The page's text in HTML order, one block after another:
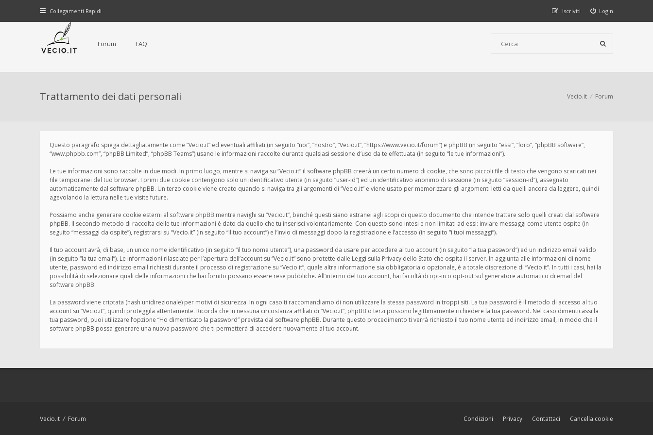
Collegamenti Rapidi Login
Iscriviti
Forum FAQ
Trattamento dei dati personali Vecio.it Forum
Questo paragrafo spiega dettagliatamente come “Vecio.it” ed eventuali affiliati (in seguito “noi”, “nostro”, “Vecio.it”, “https://www.vecio.it/forum”) e phpBB (in seguito “essi”, “loro”, “phpBB software”,
“www.phpbb.com”, “phpBB Limited”, “phpBB Teams”) usano le informazioni raccolte durante qualsiasi sessione d’uso da te effettuata (in seguito “le tue informazioni”).
Le tue informazioni sono raccolte in due modi. In primo luogo, mentre si naviga su “Vecio.it” il software phpBB creerà un certo numero di cookie, che sono piccoli file di testo che vengono scaricati nei
file temporanei del tuo browser. I primi due cookie contengono solo un identificativo utente (in seguito “user-id”) ed un identificativo anonimo di sessione (in seguito “session-id”), assegnato
automaticamente dal software phpBB. Un terzo cookie viene creato quando si naviga tra gli argomenti di “Vecio.it” e viene usato per memorizzare gli argomenti letti da quelli ancora da leggere, quindi
agevolando la lettura nelle tue visite future.
Possiamo anche generare cookie esterni al software phpBB mentre navighi su “Vecio.it”, benché questi siano estranei agli scopi di questo documento che intende trattare solo quelli creati dal software
phpBB. Il secondo metodo di raccolta delle tue informazioni è dato da quello che tu inserisci volontariamente. Con questo sono intesi e non limitati ad essi: inviare messaggi come utente ospite (in
seguito “messaggi da ospite”), registrarsi su “Vecio.it” (in seguito “il tuo account”) e l’invio di messaggi dopo la registrazione e l’accesso (in seguito “i tuoi messaggi”).
Il tuo account avrà, di base, un unico nome identificativo (in seguito “il tuo nome utente”), una password da usare per accedere al tuo account (in seguito “la tua password”) ed un indirizzo email valido
(in seguito “la tua email”). Le informazioni rilasciate per l’apertura dell’account su “Vecio.it” sono protette dalle Leggi sulla Privacy dello Stato che ospita il server. In aggiunta alle informazioni di nome
utente, password ed indirizzo email richiesti durante il processo di registrazione su “Vecio.it”, quale altra informazione sia obbligatoria o opzionale, è a totale discrezione di “Vecio.it”. In tutti i casi, hai la
possibilità di selezionare quali delle informazioni che hai fornito possano essere rese pubbliche. All’interno del tuo account, hai facoltà di opt-in o opt-out sul generatore automatico di email del
software phpBB.
La password viene criptata (hash unidirezionale) per motivi di sicurezza. In ogni caso ti raccomandiamo di non utilizzare la stessa password in troppi siti. La tua password è il metodo di accesso al tuo
account su “Vecio.it”, quindi proteggila attentamente. Ricorda che in nessuna circostanza affiliati di “Vecio.it”, phpBB o terzi possono legittimamente richiedere la tua password. Nel caso dimenticassi la
tua password, puoi utilizzare l’opzione “Ho dimenticato la password” prevista dal software phpBB. Durante questo procedimento ti verrà richiesto il tuo nome utente ed indirizzo email, in modo che il
software phpBB possa generare una nuova password che ti permetterà di accedere nuovamente al tuo account.
Vecio.it Forum Cancella cookie
Contattaci
Privacy
Condizioni